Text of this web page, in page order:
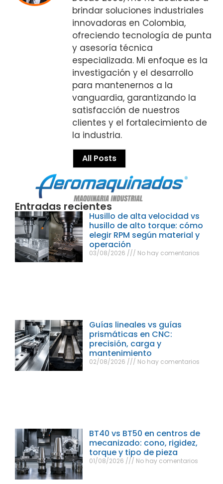
brindar soluciones industriales
innovadoras en Colombia,
ofreciendo tecnología de punta
y asesoría técnica
especializada. Mi enfoque es la
investigación y el desarrollo
para mantenernos a la
vanguardia, garantizando la
satisfacción de nuestros
clientes y el fortalecimiento de
la industria.
All Posts
Entradas recientes
Husillo de alta velocidad vs
husillo de alto torque: cómo
elegir RPM según material y
operación
03/08/2026 No hay comentarios
Guías lineales vs guías
prismáticas en CNC:
precisión, carga y
mantenimiento
02/08/2026 No hay comentarios
BT40 vs BT50 en centros de
mecanizado: cono, rigidez,
torque y tipo de pieza
01/08/2026 No hay comentarios